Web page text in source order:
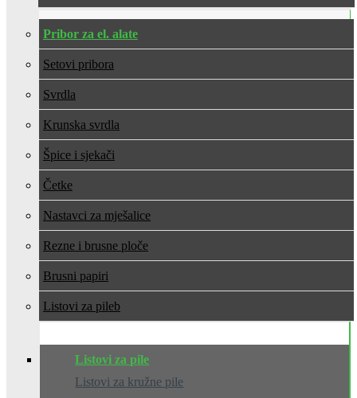
Pribor za el. alate
Setovi pribora
Svrdla
Krunska svrdla
Špice i sjekači
Četke
Nastavci za mješalice
Rezne i brusne ploče
Brusni papiri
Listovi za pile
Listovi za pile
Listovi za kružne pile